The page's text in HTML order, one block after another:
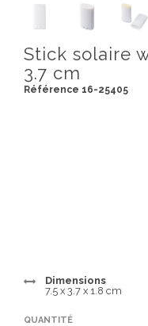
Stick solaire
3.7 cm
Référence 16-25405
Dimensions
7.5 x 3.7 x 1.8 cm
QUANTITÉ